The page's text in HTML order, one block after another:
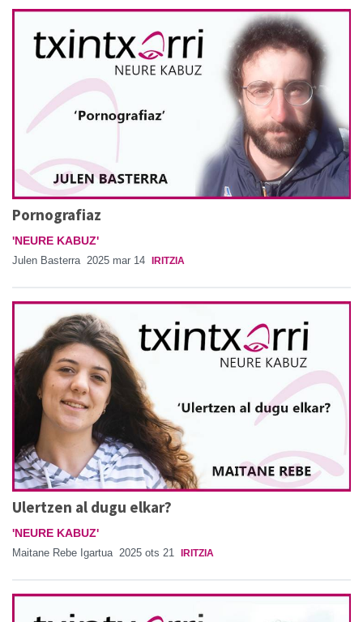
Pornografiaz
'NEURE KABUZ'
Julen Basterra 2025 mar 14 IRITZIA
Ulertzen al dugu elkar?
'NEURE KABUZ'
Maitane Rebe Igartua 2025 ots 21 IRITZIA